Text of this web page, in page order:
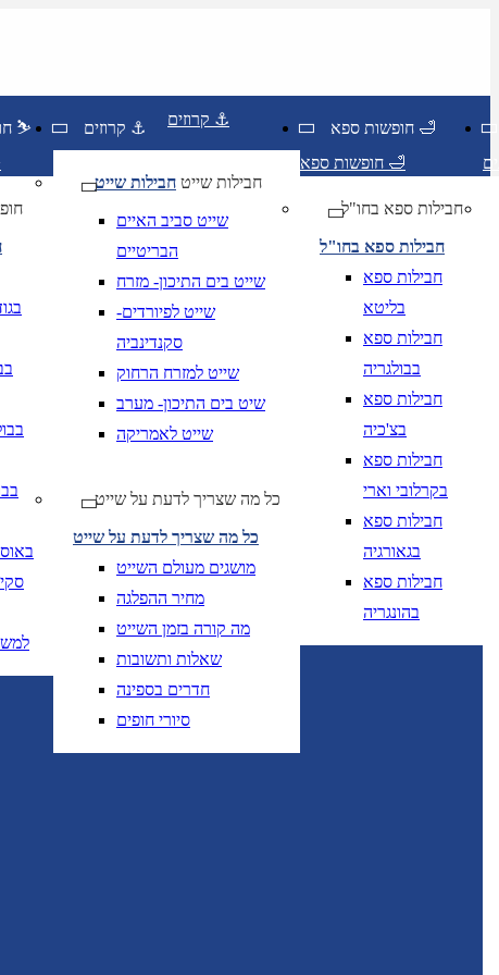
חופשות סקי ⛷️
קרוזים ⚓ קרוזים ⚓
חבילות שייט חבילות שייט
שייט סביב האיים
הבריטיים
שייט בים התיכון- מזרח
שייט לפיורדים-
סקנדינביה
שייט למזרח הרחוק
שיט בים התיכון- מערב
שייט לאמריקה
כל מה שצריך לדעת על שייט
כל מה שצריך לדעת על שייט
מושגים מעולם השייט
מחיר ההפלגה
מה קורה בזמן השייט
שאלות ותשובות
חדרים בספינה
סיורי חופים
חופשות ספא 🛁
חופשות ספא 🛁
חבילות ספא בחו"ל
חבילות ספא בחו"ל
חבילות ספא
בליטא
חבילות ספא
בבולגריה
חבילות ספא
בצ'כיה
חבילות ספא
בקרלובי וארי
חבילות ספא
בגאורגיה
חבילות ספא
בהונגריה